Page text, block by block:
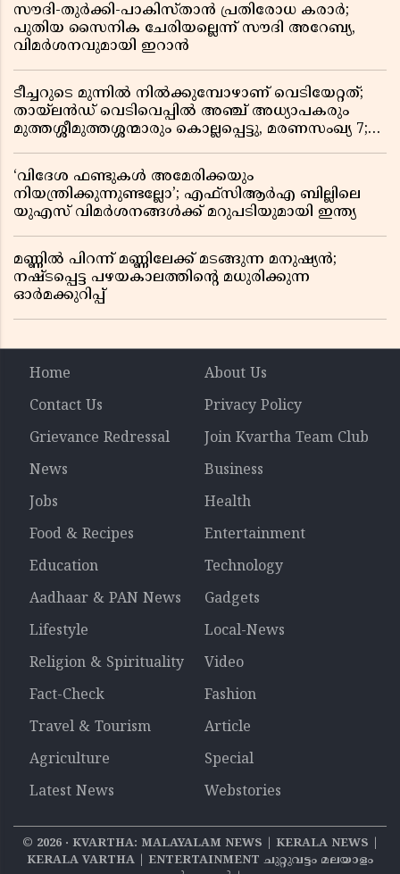
സൗദി-തുർക്കി-പാകിസ്താൻ പ്രതിരോധ കരാർ;
പുതിയ സൈനിക ചേരിയല്ലെന്ന് സൗദി അറേബ്യ,
വിമർശനവുമായി ഇറാൻ
ടീച്ചറുടെ മുന്നിൽ നിൽക്കുമ്പോഴാണ് വെടിയേറ്റത്;
തായ്‌ലൻഡ് വെടിവെപ്പിൽ അഞ്ച് അധ്യാപകരും
മുത്തശ്ശീമുത്തശ്ശന്മാരും കൊല്ലപ്പെട്ടു, മരണസംഖ്യ 7;
‘വിദേശ ഫണ്ടുകൾ അമേരിക്കയും
നിയന്ത്രിക്കുന്നുണ്ടല്ലോ’; എഫ്സിആർഎ ബില്ലിലെ
യുഎസ് വിമർശനങ്ങൾക്ക് മറുപടിയുമായി ഇന്ത്യ
മണ്ണിൽ പിറന്ന് മണ്ണിലേക്ക് മടങ്ങുന്ന മനുഷ്യൻ;
നഷ്ടപ്പെട്ട പഴയകാലത്തിൻ്റെ മധുരിക്കുന്ന
ഓർമക്കുറിപ്പ്
Home
About Us
Contact Us
Privacy Policy
Grievance Redressal
Join Kvartha Team Club
News
Business
Jobs
Health
Food & Recipes
Entertainment
Education
Technology
Aadhaar & PAN News
Gadgets
Lifestyle
Local-News
Religion & Spirituality
Video
Fact-Check
Fashion
Travel & Tourism
Article
Agriculture
Special
Latest News
Webstories
© 2026‧ KVARTHA: MALAYALAM NEWS | KERALA NEWS |
KERALA VARTHA | ENTERTAINMENT ചുറ്റുവട്ടം മലയാളം